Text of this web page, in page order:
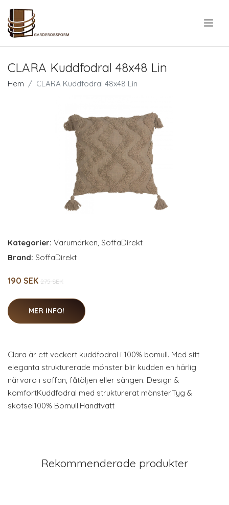
CLARA Kuddfodral 48x48 Lin
Hem CLARA Kuddfodral 48x48 Lin
Kategorier: Varumärken, SoffaDirekt
Brand: SoffaDirekt
190 SEK 275 SEK
MER INFO!
Clara är ett vackert kuddfodral i 100% bomull. Med sitt
eleganta strukturerade mönster blir kudden en härlig
närvaro i soffan, fåtöljen eller sängen. Design &
komfortKuddfodral med strukturerat mönster.Tyg &
skötsel100% Bomull.Handtvätt
Rekommenderade produkter